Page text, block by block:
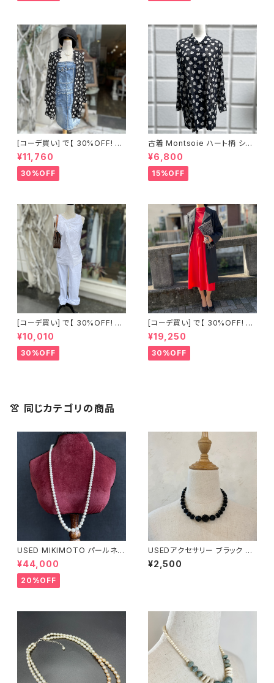
[コーデ買い] で【 30%OFF! 】2
点 ショート丈 デニム サロペット
スカート + 古着 Montsoie ハ
ート柄 シアーシャツ ブラック
¥11,760
30%OFF
古着 Montsoie ハート柄 シア
ーシャツ ブラック
¥6,800
15%OFF
[コーデ買い] で【 30%OFF! 】2
点 古着 Chloe ホワイト レース
ノースリーブ + ホワイトデニム
ストレッチ ストレート パンツ
¥10,010
30%OFF
[コーデ買い] で【 30%OFF! 】2
点 フランス古着 レッドライン 切
り替えワンピース + フランス古
着 TERGAL ブラック コート
¥19,250
30%OFF
👚 同じカテゴリの商品
USED MIKIMOTO パールネッ
クレス
¥44,000
20%OFF
USEDアクセサリー ブラック カ
ットビーズ ネックレス
¥2,500